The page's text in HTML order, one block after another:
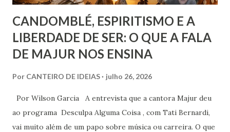
CANDOMBLÉ, ESPIRITISMO E A
LIBERDADE DE SER: O QUE A FALA
DE MAJUR NOS ENSINA
Por CANTEIRO DE IDEIAS julho 26, 2026
Por Wilson Garcia A entrevista que a cantora Majur deu
ao programa Desculpa Alguma Coisa , com Tati Bernardi,
vai muito além de um papo sobre música ou carreira. O que